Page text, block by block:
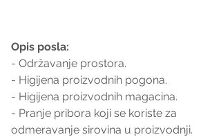
Opis posla:
- Održavanje prostora.
- Higijena proizvodnih pogona.
- Higijena proizvodnih magacina.
- Pranje pribora koji se koriste za
odmeravanje sirovina u proizvodnji.